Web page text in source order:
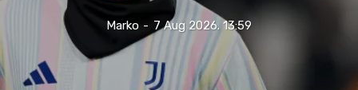
Marko - 7 Aug 2026. 13:59